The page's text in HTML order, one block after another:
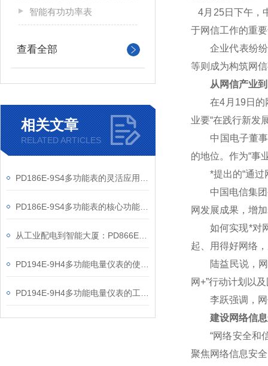
智能有功功率表
查看全部
相关文章
RELATED ARTICLES
4月25日下午，
于网信工作的重
企业代表纷纷表
等则成为构筑网
从网信产业到
在4月19日的网
业要“在践行新发
中国电子董事长
的地位。作为“事
*提出的“通过网
中国电信集团公
网发展成果，增
如何实现*对网
起、用得好网络
陆益民说，网
网+”行动计划以
李跃强调，网
建设网络信息
“网络安全和信
聚焦网络信息安